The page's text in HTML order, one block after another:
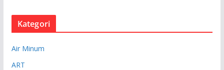
Kategori
Air Minum
ART